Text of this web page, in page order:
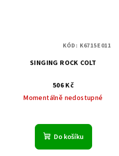
SINGING ROCK COLT
506 Kč
Momentálně nedostupné
Do košíku
KÓD: K6715E011